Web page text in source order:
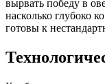
вырвать победу в
насколько глубоко
готовы к